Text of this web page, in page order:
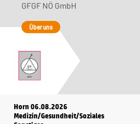
GFGF NÖ GmbH
Über uns
Horn 06.08.2026
Medizin/Gesundheit/Soziales